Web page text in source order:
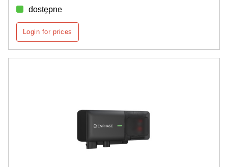
dostępne
Login for prices